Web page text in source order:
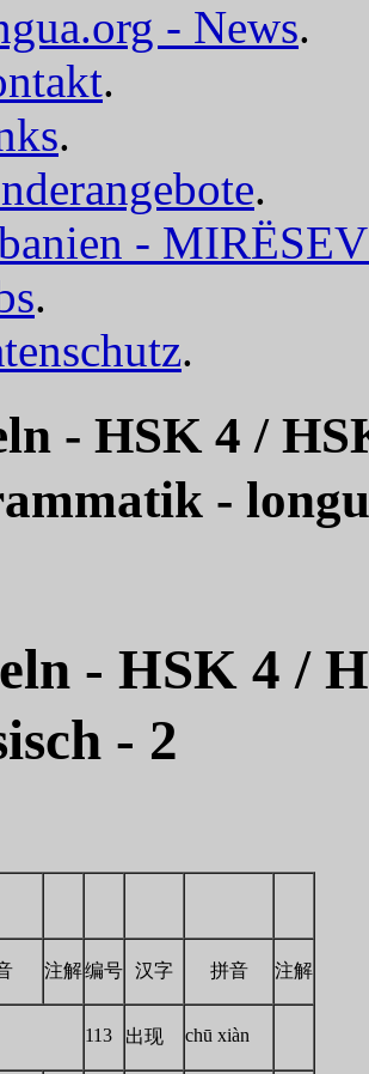
- News.
.
.
.
-
.
.
- HSK 4 /
-
- HSK 4 /
- 2
注解编号 汉字 拼音 注解
113 出现 chū xiàn